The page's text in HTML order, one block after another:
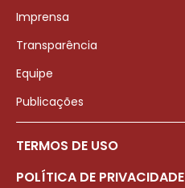
Imprensa
Transparência
Equipe
Publicações
TERMOS DE USO
POLÍTICA DE PRIVACIDADE